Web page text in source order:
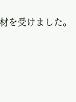
を受けました。